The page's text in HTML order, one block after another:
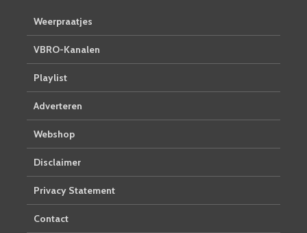
Weerpraatjes
VBRO-Kanalen
Playlist
Adverteren
Webshop
Disclaimer
Privacy Statement
Contact